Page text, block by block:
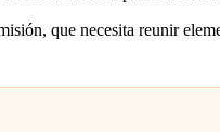
que necesita reunir